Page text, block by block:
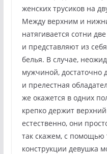
женских трусиков на
Между верхним и
натягивается сотни
и представляют из
белья. В случае,
мужчиной, достаточно
и прелестная
же окажется в одних
крепко держит
естественно, они
так скажем, с помощью
конструкции девушка